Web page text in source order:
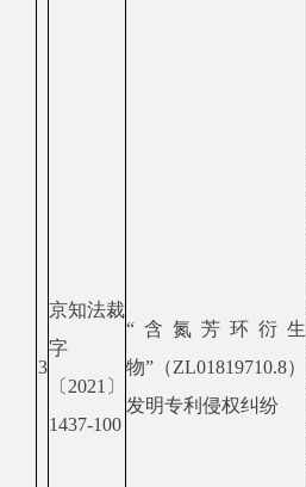
3
京知法裁
字
〔2021〕
1437-100
“含氮芳环衍生
物”（ZL01819710.8）
发明专利侵权纠纷